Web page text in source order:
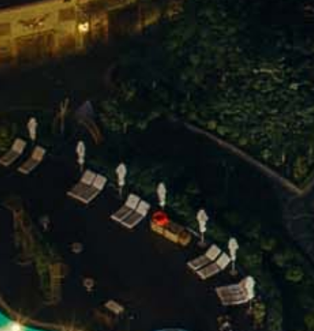
PHÒNG NGHỈ TẠI
LACHATEAU HOTEL